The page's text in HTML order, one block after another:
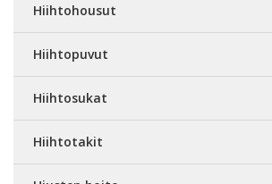
Hiihtohousut
Hiihtopuvut
Hiihtosukat
Hiihtotakit